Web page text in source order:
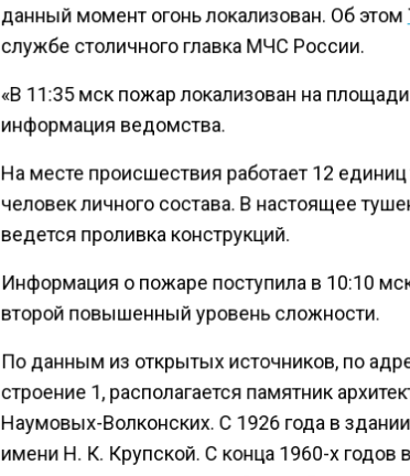
данный момент огонь локализован. Об этом
службе столичного главка МЧС России.
«В 11:35 мск пожар локализован на
информация ведомства.
На месте происшествия работает 12 единиц
человек личного состава. В настоящее
ведется проливка конструкций.
Информация о пожаре поступила в 10:10
второй повышенный уровень сложности.
По данным из открытых источников, по
строение 1, располагается памятник
Наумовых-Волконских. С 1926 года в
имени Н. К. Крупской. С конца 1960-х годов